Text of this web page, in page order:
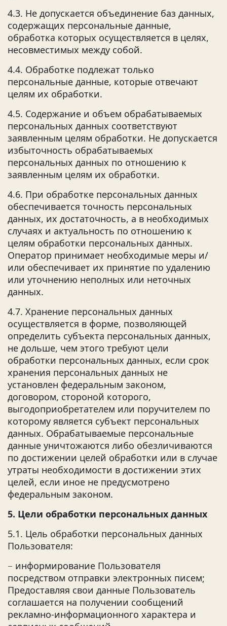
4.3. Не допускается объединение баз данных,
содержащих персональные данные,
обработка которых осуществляется в целях,
несовместимых между собой.
4.4. Обработке подлежат только
персональные данные, которые отвечают
целям их обработки.
4.5. Содержание и объем обрабатываемых
персональных данных соответствуют
заявленным целям обработки. Не допускается
избыточность обрабатываемых
персональных данных по отношению к
заявленным целям их обработки.
4.6. При обработке персональных данных
обеспечивается точность персональных
данных, их достаточность, а в необходимых
случаях и актуальность по отношению к
целям обработки персональных данных.
Оператор принимает необходимые меры и/
или обеспечивает их принятие по удалению
или уточнению неполных или неточных
данных.
4.7. Хранение персональных данных
осуществляется в форме, позволяющей
определить субъекта персональных данных,
не дольше, чем этого требуют цели
обработки персональных данных, если срок
хранения персональных данных не
установлен федеральным законом,
договором, стороной которого,
выгодоприобретателем или поручителем по
которому является субъект персональных
данных. Обрабатываемые персональные
данные уничтожаются либо обезличиваются
по достижении целей обработки или в случае
утраты необходимости в достижении этих
целей, если иное не предусмотрено
федеральным законом.
5. Цели обработки персональных данных
5.1. Цель обработки персональных данных
Пользователя:
– информирование Пользователя
посредством отправки электронных писем;
Предоставляя свои данные Пользователь
соглашается на получении сообщений
рекламно-информационного характера и